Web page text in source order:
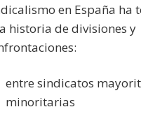
en España ha
historia de divisiones y
entre sindicatos
minoritarias